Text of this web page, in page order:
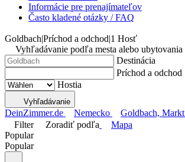
Informácie pre prenajímateľov
Často kladené otázky / FAQ
Goldbach|Príchod a odchod|1 Hosť
Vyhľadávanie podľa mesta alebo ubytovania
Destinácia
Príchod a odchod
Hostia
Vyhľadávanie
DeinZimmer.de Nemecko Goldbach, Markt
Filter
Zoradiť podľa
Mapa
Popular
Popular